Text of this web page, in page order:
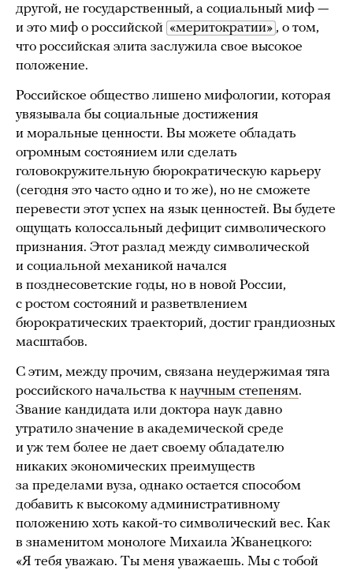
другой, не государственный, а социальный миф —
и это миф о российской «меритократии» , о том,
что российская элита заслужила свое высокое
положение.
Российское общество лишено мифологии, которая
увязывала бы социальные достижения
и моральные ценности. Вы можете обладать
огромным состоянием или сделать
головокружительную бюрократическую карьеру
(сегодня это часто одно и то же), но не сможете
перевести этот успех на язык ценностей. Вы будете
ощущать колоссальный дефицит символического
признания. Этот разлад между символической
и социальной механикой начался
в позднесоветские годы, но в новой России,
с ростом состояний и разветвлением
бюрократических траекторий, достиг грандиозных
масштабов.
С этим, между прочим, связана неудержимая тяга
российского начальства к научным степеням.
Звание кандидата или доктора наук давно
утратило значение в академической среде
и уж тем более не дает своему обладателю
никаких экономических преимуществ
за пределами вуза, однако остается способом
добавить к высокому административному
положению хоть какой-то символический вес. Как
в знаменитом монологе Михаила Жванецкого:
«Я тебя уважаю. Ты меня уважаешь. Мы с тобой